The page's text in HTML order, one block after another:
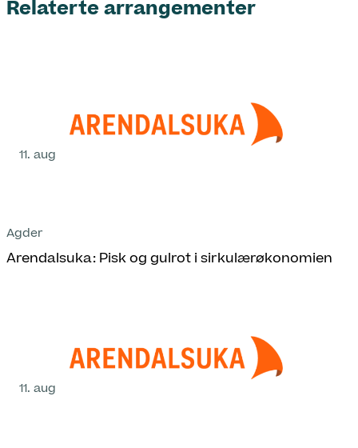
Relaterte arrangementer
11. aug
Agder
Arendalsuka: Pisk og gulrot i sirkulærøkonomien
11. aug